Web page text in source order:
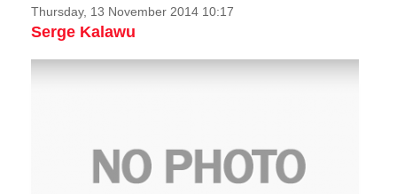
Thursday, 13 November 2014 10:17
Serge Kalawu